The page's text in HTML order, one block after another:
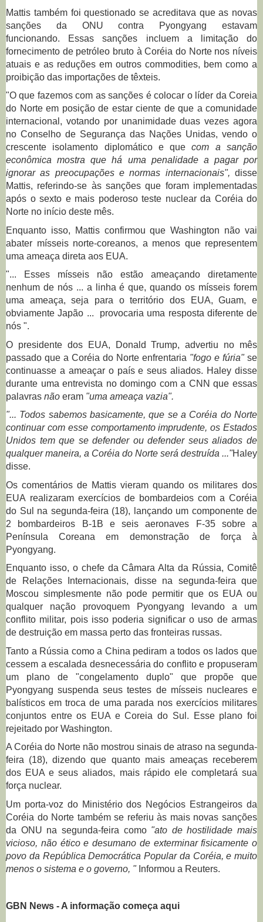
Mattis também foi questionado se acreditava que as novas
sanções da ONU contra Pyongyang estavam
funcionando.
Essas sanções incluem a limitação do
fornecimento de petróleo bruto à Coréia do Norte nos níveis
atuais e as reduções em outros commodities, bem como a
proibição das importações de têxteis.
"O que fazemos com as sanções é colocar o líder da Coreia
do Norte em posição de estar ciente de que a comunidade
internacional, votando por unanimidade duas vezes agora
no Conselho de Segurança das Nações Unidas, vendo o
crescente isolamento diplomático e quecom a sanção
econômica mostra que há uma penalidade a pagar por
ignorar as preocupações e normas internacionais", disse
Mattis, referindo-se às sanções que foram implementadas
após o sexto e mais poderoso teste nuclear da Coréia do
Norte no início deste mês.
Enquanto isso, Mattis confirmou que Washington não vai
abater mísseis norte-coreanos, a menos que representem
uma ameaça direta aos EUA.
"... Esses mísseis não estão ameaçando diretamente
nenhum de nós ... a linha é que, quando os mísseis forem
uma ameaça, seja para o território dos EUA, Guam, e
obviamente Japão ... provocaria uma resposta diferente de
nós ".
O presidente dos EUA, Donald Trump, advertiu no mês
passado que a Coréia do Norte enfrentaria "fogo e fúria"se
continuasse a ameaçar o país e seus aliados. Haley disse
durante uma entrevista no domingo com a CNN que essas
palavras não eram "uma ameaça vazia".
"... Todos sabemos basicamente, que se a Coréia do Norte
continuar com esse comportamento imprudente, os Estados
Unidos tem que se defender ou defender seus aliados de
qualquer maneira, a Coréia do Norte será destruída ..."Haley
disse.
Os comentários de Mattis vieram quando os militares dos
EUA realizaram exercícios de bombardeios com a Coréia
do Sul na segunda-feira (18), lançando um componente de
2 bombardeiros B-1B e seis aeronaves F-35 sobre a
Península Coreana em demonstração de força à
Pyongyang.
Enquanto isso, o chefe da Câmara Alta da Rússia, Comitê
de Relações Internacionais, disse na segunda-feira que
Moscou simplesmente não pode permitir que os EUA ou
qualquer nação provoquem Pyongyang levando a um
conflito militar, pois isso poderia significar o uso de armas
de destruição em massa perto das fronteiras russas.
Tanto a Rússia como a China pediram a todos os lados que
cessem a escalada desnecessária do conflito e propuseram
um plano de "congelamento duplo" que propõe que
Pyongyang suspenda seus testes de mísseis nucleares e
balísticos em troca de uma parada nos exercícios militares
conjuntos entre os EUA e Coreia do Sul.
Esse plano foi
rejeitado por Washington.
A Coréia do Norte não mostrou sinais de atraso na segunda-
feira (18), dizendo que quanto mais ameaças receberem
dos EUA e seus aliados, mais rápido ele completará sua
força nuclear.
Um porta-voz do Ministério dos Negócios Estrangeiros da
Coréia do Norte também se referiu às mais novas sanções
da ONU na segunda-feira como "ato de hostilidade mais
vicioso, não ético e desumano de exterminar fisicamente o
povo da República Democrática Popular da Coréia, e muito
menos o sistema e o governo, "Informou a Reuters.
GBN News - A informação começa aqui